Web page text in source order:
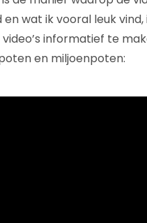
en wat ik vooral leuk
informatief te
en miljoenpoten: